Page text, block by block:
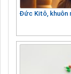
Đức Kitô, khuôn